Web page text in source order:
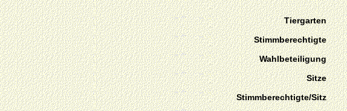
Tiergarten
Stimmberechtigte
Wahlbeteiligung
Sitze
Stimmberechtigte/Sitz